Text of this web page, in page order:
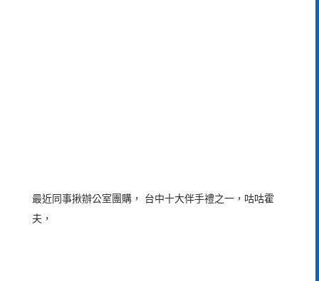
最近同事揪辦公室團購， 台中十大伴手禮之一，咕咕霍
夫，